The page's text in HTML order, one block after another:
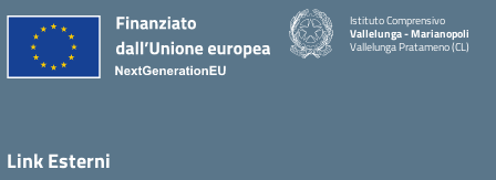
Istituto Comprensivo
Vallelunga - Marianopoli
Vallelunga Pratameno (CL)
Link Esterni